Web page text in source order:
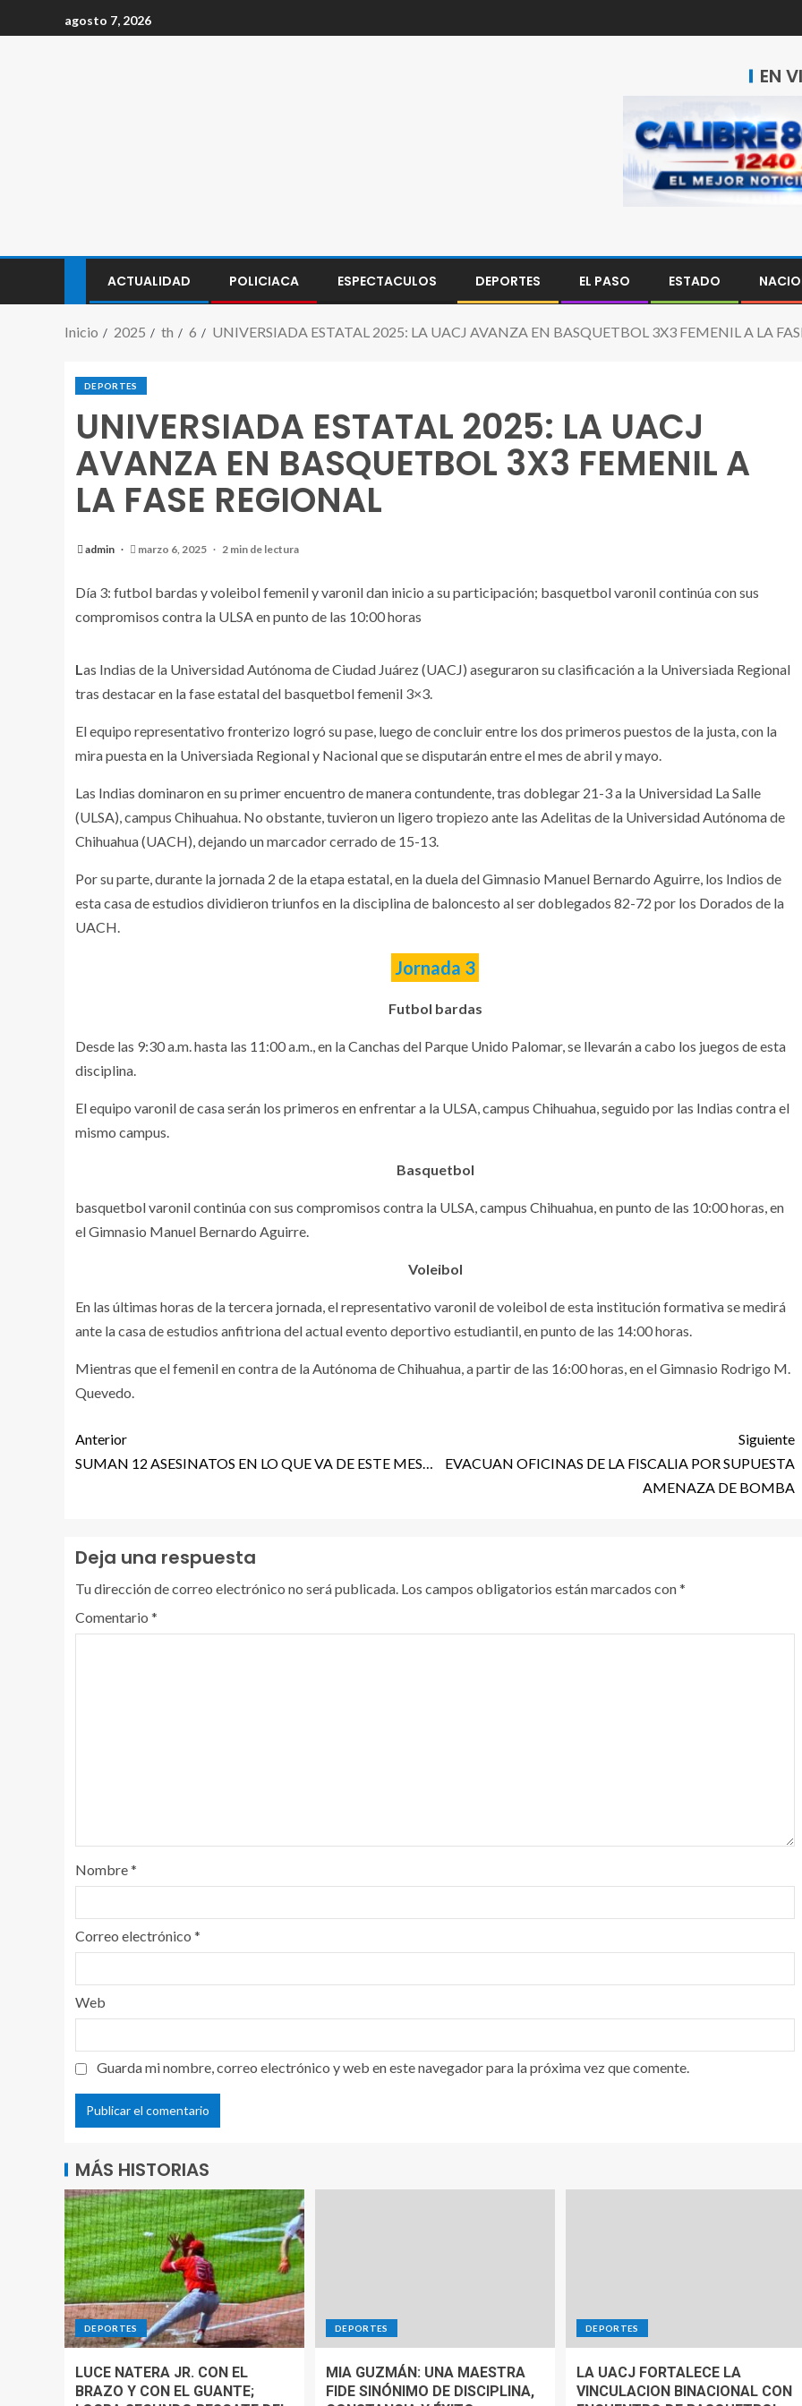
agosto 7, 2026
EN
ACTUALIDAD POLICIACA ESPECTACULOS DEPORTES EL PASO ESTADO
Inicio 2025 th 6 UNIVERSIADA ESTATAL 2025: LA UACJ AVANZA EN BASQUETBOL 3X3 FEMENIL A LA
DEPORTES
UNIVERSIADA ESTATAL 2025: LA UACJ
AVANZA EN BASQUETBOL 3X3 FEMENIL A
LA FASE REGIONAL
admin marzo 6, 2025 2 min de lectura
Día 3: futbol bardas y voleibol femenil y varonil dan inicio a su participación; basquetbol varonil continúa con sus
compromisos contra la ULSA en punto de las 10:00 horas
Las Indias de la Universidad Autónoma de Ciudad Juárez (UACJ) aseguraron su clasificación a la Universiada Regional
tras destacar en la fase estatal del basquetbol femenil 3×3.
El equipo representativo fronterizo logró su pase, luego de concluir entre los dos primeros puestos de la justa, con la
mira puesta en la Universiada Regional y Nacional que se disputarán entre el mes de abril y mayo.
Las Indias dominaron en su primer encuentro de manera contundente, tras doblegar 21-3 a la Universidad La Salle
(ULSA), campus Chihuahua. No obstante, tuvieron un ligero tropiezo ante las Adelitas de la Universidad Autónoma de
Chihuahua (UACH), dejando un marcador cerrado de 15-13.
Por su parte, durante la jornada 2 de la etapa estatal, en la duela del Gimnasio Manuel Bernardo Aguirre, los Indios de
esta casa de estudios dividieron triunfos en la disciplina de baloncesto al ser doblegados 82-72 por los Dorados de la
UACH.
Jornada 3
Futbol bardas
Desde las 9:30 a.m. hasta las 11:00 a.m., en la Canchas del Parque Unido Palomar, se llevarán a cabo los juegos de esta
disciplina.
El equipo varonil de casa serán los primeros en enfrentar a la ULSA, campus Chihuahua, seguido por las Indias contra el
mismo campus.
Basquetbol
basquetbol varonil continúa con sus compromisos contra la ULSA, campus Chihuahua, en punto de las 10:00 horas, en
el Gimnasio Manuel Bernardo Aguirre.
Voleibol
En las últimas horas de la tercera jornada, el representativo varonil de voleibol de esta institución formativa se medirá
ante la casa de estudios anfitriona del actual evento deportivo estudiantil, en punto de las 14:00 horas.
Mientras que el femenil en contra de la Autónoma de Chihuahua, a partir de las 16:00 horas, en el Gimnasio Rodrigo M.
Quevedo.
Anterior
SUMAN 12 ASESINATOS EN LO QUE VA DE ESTE MES…
Siguiente
EVACUAN OFICINAS DE LA FISCALIA POR SUPUESTA
AMENAZA DE BOMBA
Deja una respuesta
Tu dirección de correo electrónico no será publicada. Los campos obligatorios están marcados con*
Comentario *
Nombre*
Correo electrónico *
Web
Guarda mi nombre, correo electrónico y web en este navegador para la próxima vez que comente.
MÁS HISTORIAS
DEPORTES
LUCE NATERA JR. CON EL
BRAZO Y CON EL GUANTE;
DEPORTES
MIA GUZMÁN: UNA MAESTRA
FIDE SINÓNIMO DE DISCIPLINA,
DEPORTES
LA UACJ FORTALECE LA
VINCULACION BINACIONAL CON